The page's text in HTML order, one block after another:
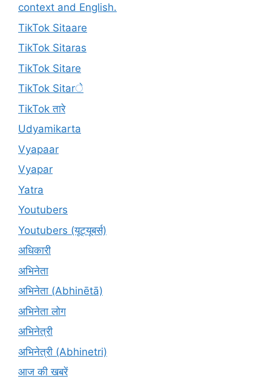
context and English.
TikTok Sitaare
TikTok Sitaras
TikTok Sitare
TikTok Sitarे
TikTok तारे
Udyamikarta
Vyapaar
Vyapar
Yatra
Youtubers
Youtubers (यूट्यूबर्स)
अधिकारी
अभिनेता
अभिनेता (Abhinētā)
अभिनेता लोग
अभिनेत्री
अभिनेत्री (Abhinetri)
आज की खबरें